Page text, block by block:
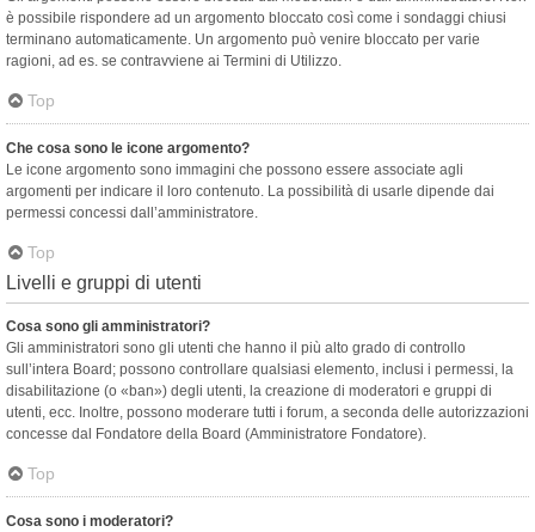
è possibile rispondere ad un argomento bloccato così come i sondaggi chiusi
terminano automaticamente. Un argomento può venire bloccato per varie
ragioni, ad es. se contravviene ai Termini di Utilizzo.
Top
Che cosa sono le icone argomento?
Le icone argomento sono immagini che possono essere associate agli
argomenti per indicare il loro contenuto. La possibilità di usarle dipende dai
permessi concessi dall’amministratore.
Top
Livelli e gruppi di utenti
Cosa sono gli amministratori?
Gli amministratori sono gli utenti che hanno il più alto grado di controllo
sull’intera Board; possono controllare qualsiasi elemento, inclusi i permessi, la
disabilitazione (o «ban») degli utenti, la creazione di moderatori e gruppi di
utenti, ecc. Inoltre, possono moderare tutti i forum, a seconda delle autorizzazioni
concesse dal Fondatore della Board (Amministratore Fondatore).
Top
Cosa sono i moderatori?